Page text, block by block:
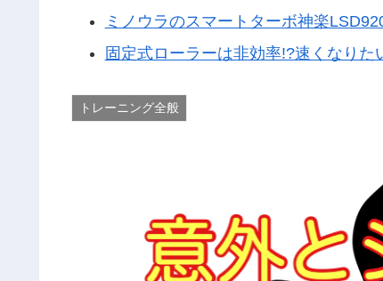
ミノウラのスマートターボ神楽
固定式ローラーは非効率!?速くなりた
トレーニング全般